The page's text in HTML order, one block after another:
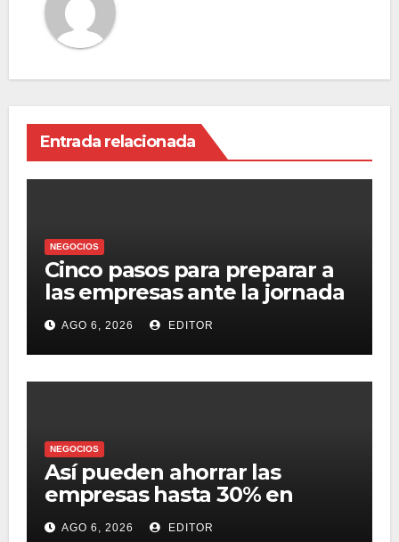
Entrada relacionada
NEGOCIOS
Cinco pasos para preparar a
las empresas ante la jornada
laboral de 40 horas
AGO 6, 2026 EDITOR
NEGOCIOS
Así pueden ahorrar las
empresas hasta 30% en
presupuesto
AGO 6, 2026 EDITOR